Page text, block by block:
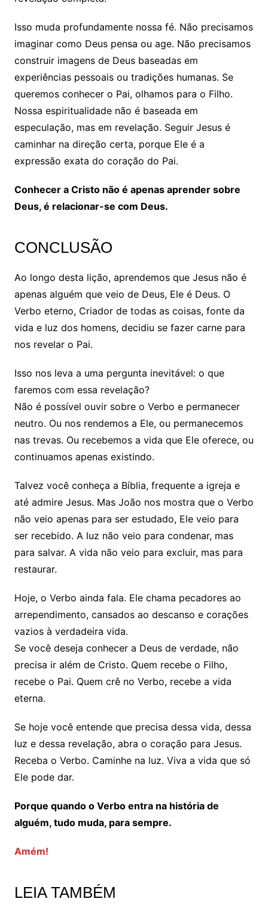
Isso muda profundamente nossa fé. Não precisamos
imaginar como Deus pensa ou age. Não precisamos
construir imagens de Deus baseadas em
experiências pessoais ou tradições humanas. Se
queremos conhecer o Pai, olhamos para o Filho.
Nossa espiritualidade não é baseada em
especulação, mas em revelação. Seguir Jesus é
caminhar na direção certa, porque Ele é a
expressão exata do coração do Pai.
Conhecer a Cristo não é apenas aprender sobre
Deus, é relacionar-se com Deus.
CONCLUSÃO
Ao longo desta lição, aprendemos que Jesus não é
apenas alguém que veio de Deus, Ele é Deus. O
Verbo eterno, Criador de todas as coisas, fonte da
vida e luz dos homens, decidiu se fazer carne para
nos revelar o Pai.
Isso nos leva a uma pergunta inevitável: o que
faremos com essa revelação?
Não é possível ouvir sobre o Verbo e permanecer
neutro. Ou nos rendemos a Ele, ou permanecemos
nas trevas. Ou recebemos a vida que Ele oferece, ou
continuamos apenas existindo.
Talvez você conheça a Bíblia, frequente a igreja e
até admire Jesus. Mas João nos mostra que o Verbo
não veio apenas para ser estudado, Ele veio para
ser recebido. A luz não veio para condenar, mas
para salvar. A vida não veio para excluir, mas para
restaurar.
Hoje, o Verbo ainda fala. Ele chama pecadores ao
arrependimento, cansados ao descanso e corações
vazios à verdadeira vida.
Se você deseja conhecer a Deus de verdade, não
precisa ir além de Cristo. Quem recebe o Filho,
recebe o Pai. Quem crê no Verbo, recebe a vida
eterna.
Se hoje você entende que precisa dessa vida, dessa
luz e dessa revelação, abra o coração para Jesus.
Receba o Verbo. Caminhe na luz. Viva a vida que só
Ele pode dar.
Porque quando o Verbo entra na história de
alguém, tudo muda, para sempre.
Amém!
LEIA TAMBÉM